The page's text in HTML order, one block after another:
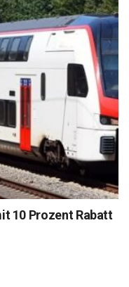
10 Prozent Rabatt